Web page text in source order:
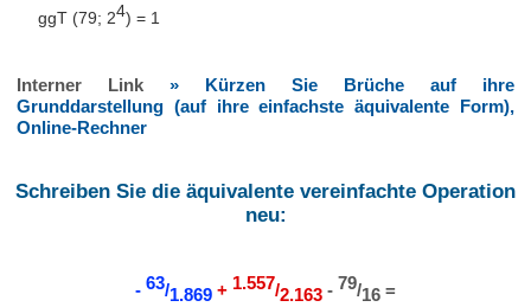
ggT (79; 24) = 1
Interner Link » Kürzen Sie Brüche auf ihre
Grunddarstellung (auf ihre einfachste äquivalente Form),
Online-Rechner
Schreiben Sie die äquivalente vereinfachte Operation
neu:
- 63/1.869 + 1.557/2.163 - 79/16 =